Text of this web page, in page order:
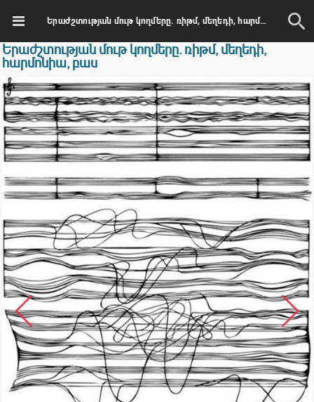
Երաժշտության մութ կողմերը. ռիթմ, մեղեդի, հարմոնիա, բաս
Երաժշտության մութ կողմերը. ռիթմ, մեղեդի,
հարմոնիա, բաս